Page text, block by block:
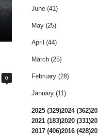
0
June (41)
May (25)
April (44)
March (25)
February (28)
January (11)
2025 (329)2024 (362)
2021 (183)2020 (331)
2017 (406)2016 (428)